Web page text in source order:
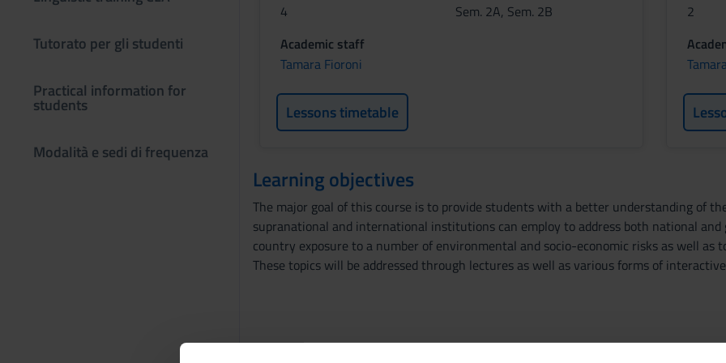
Tutorato per gli studenti
Practical information for
students
Modalità e sedi di frequenza
4
Sem. 2A, Sem. 2B
Academic staff
Tamara Fioroni
Lessons timetable
2
Learning objectives
The major goal of this course is to provide students with a better understanding of
supranational and international institutions can employ to address both national
country exposure to a number of environmental and socio-economic risks as well as
These topics will be addressed through lectures as well as various forms of